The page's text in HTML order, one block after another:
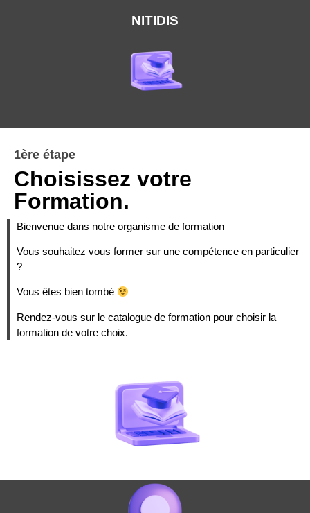
NITIDIS
1ère étape
Choisissez votre
Formation.
Bienvenue dans notre organisme de formation
Vous souhaitez vous former sur une compétence en particulier
?
Vous êtes bien tombé
Rendez-vous sur le catalogue de formation pour choisir la
formation de votre choix.